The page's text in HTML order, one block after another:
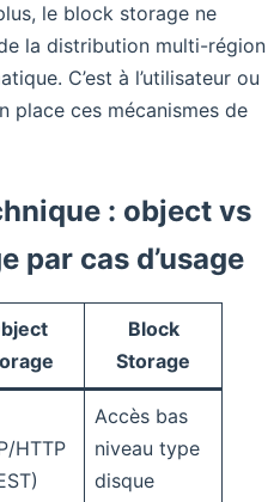
le block storage ne
la distribution multi-région
C’est à l’utilisateur ou
place ces mécanismes de
: object vs
par cas d’usage
Block
Storage
HTTP
Accès bas
niveau type
disque